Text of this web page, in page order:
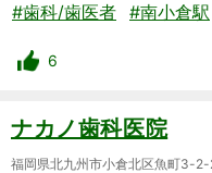
#歯科/歯医者 #南小倉駅
6
ナカノ歯科医院
福岡県北九州市小倉北区魚町3-